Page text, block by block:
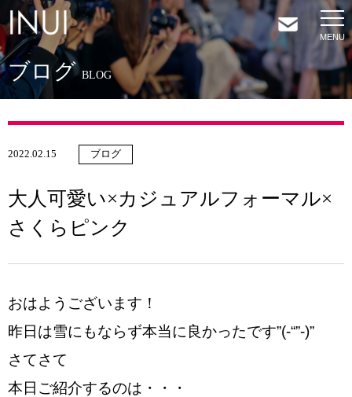
HOME
NEWS
SHOP
ブログ BLOG
大人可愛い×カジュアルフォーマル×
さくらピンク
2022.02.15 ブログ
おはようございます！
昨日は雪にもならず本当に良かったです”(-“”-)”
さてさて
本日ご紹介するのは・・・